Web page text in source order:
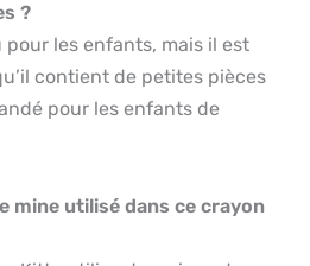
?
les enfants, mais il est
contient de petites pièces
pour les enfants de
mine utilisé dans ce crayon